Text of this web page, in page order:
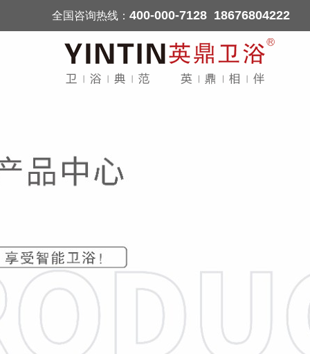
全国咨询热线：400-000-7128 18676804222